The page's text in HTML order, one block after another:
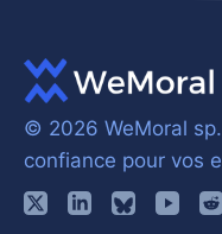
© 2026 WeMoral
confiance pour vos